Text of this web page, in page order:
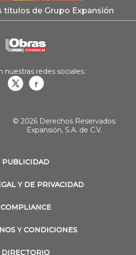
títulos de Grupo Expansión
PUBLICIDAD
Y DE PRIVACIDAD
COMPLIANCE
Y CONDICIONES
DIRECTORIO
nuestras redes sociales:
© 2026 Derechos Reservados
Expansión, S.A. de C.V.